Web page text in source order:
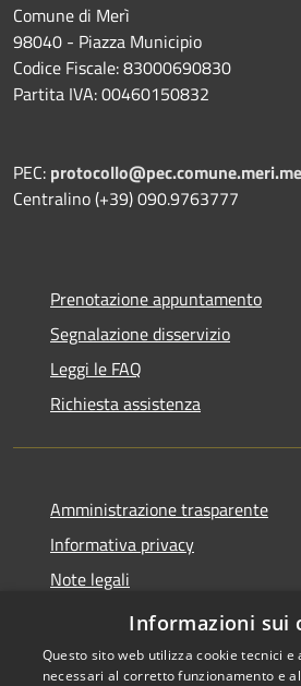
Comune di Merì
98040 - Piazza Municipio
Codice Fiscale: 83000690830
Partita IVA: 00460150832
PEC:
Centralino (+39) 090.9763777
Prenotazione appuntamento
Segnalazione disservizio
Leggi le FAQ
Richiesta assistenza
Amministrazione trasparente
Informativa privacy
Note legali
Dichiarazione di accessibilità
Informazioni sui
Questo sito web utilizza cookie tecnici
necessari al corretto funzionamento e